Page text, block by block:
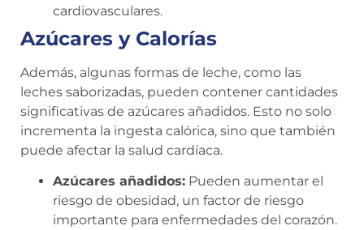
cardiovasculares.
Azúcares y Calorías
Además, algunas formas de leche, como las
leches saborizadas, pueden contener cantidades
significativas de azúcares añadidos. Esto no solo
incrementa la ingesta calórica, sino que también
puede afectar la salud cardíaca.
Azúcares añadidos: Pueden aumentar el
riesgo de obesidad, un factor de riesgo
importante para enfermedades del corazón.